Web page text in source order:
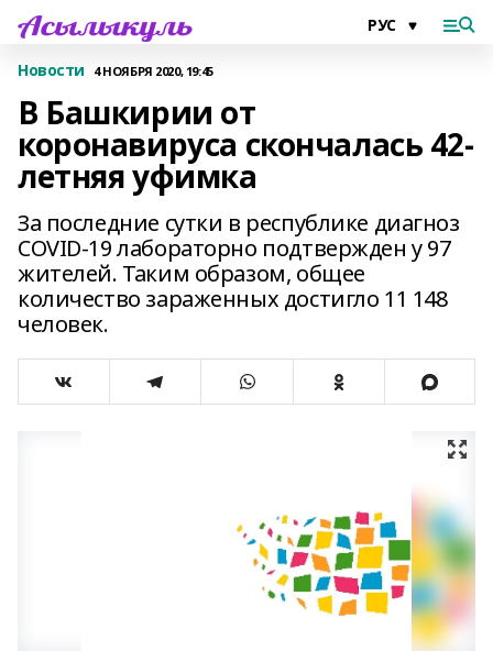
Новости 4 НОЯБРЯ 2020, 19:45
В Башкирии от
коронавируса скончалась 42-
летняя уфимка
За последние сутки в республике диагноз
COVID-19 лабораторно подтвержден у 97
жителей. Таким образом, общее
количество зараженных достигло 11 148
человек.